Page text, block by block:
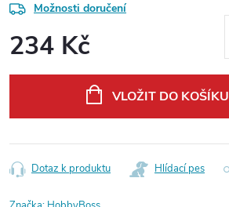
Možnosti doručení
234 Kč
VLOŽIT DO KOŠÍKU
Dotaz k produktu Hlídací pes